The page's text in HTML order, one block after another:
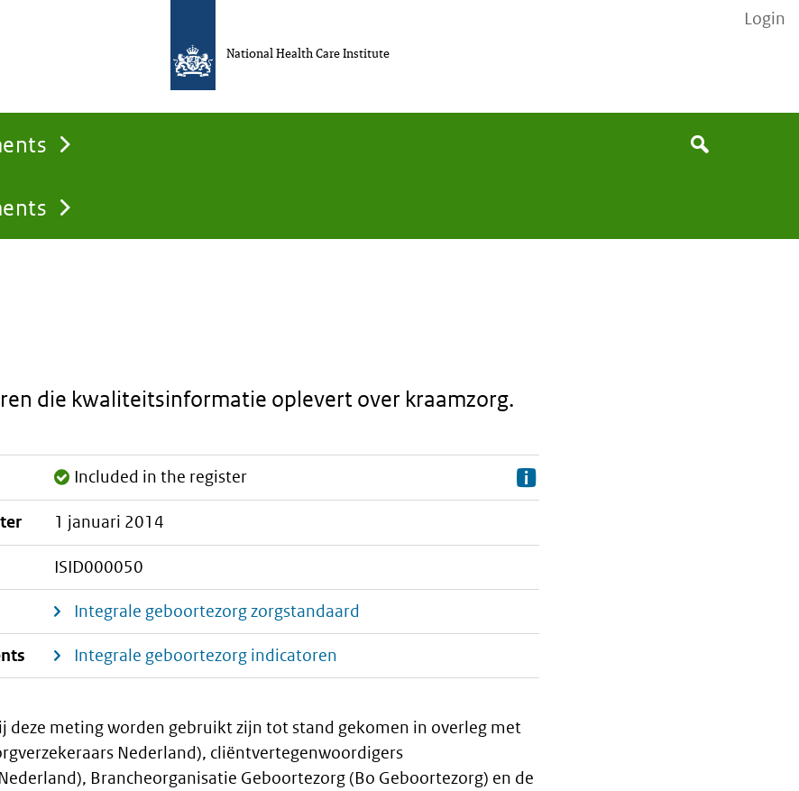
Search
National Health Care Institute
Login
die kwaliteitsinformatie oplevert over kraamzorg.
Included in the register
1 januari 2014
ISID000050
Integrale geboortezorg zorgstandaard
Integrale geboortezorg indicatoren
deze meting worden gebruikt zijn tot stand gekomen in overleg met
Nederland), cliëntvertegenwoordigers
Brancheorganisatie Geboortezorg (Bo Geboortezorg) en de